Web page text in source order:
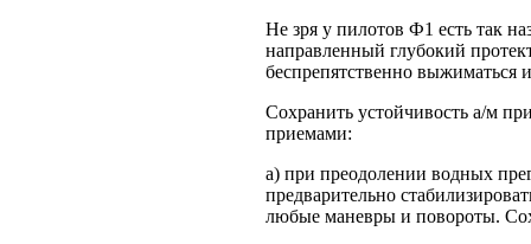
Не зря у пилотов Ф1 есть так
направленный глубокий
беспрепятственно выжиматься
Сохранить устойчивость а/м
приемами:
а) при преодолении водных
предварительно
любые маневры и повороты.